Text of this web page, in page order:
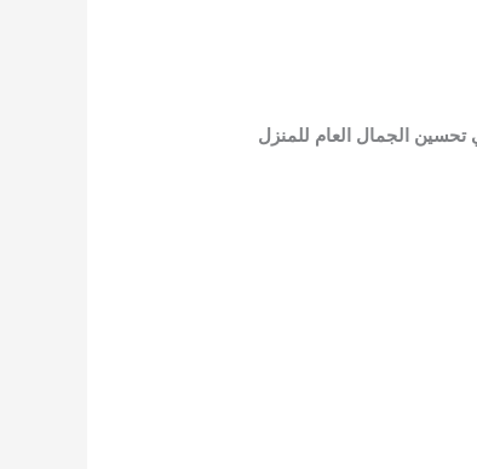
تحسين الجمال العام للمنزل